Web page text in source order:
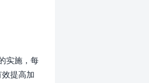
实施，每
提高加